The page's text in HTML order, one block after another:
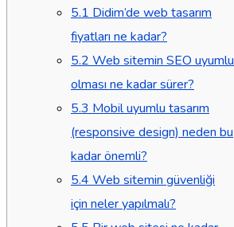
5.1 Didim’de web tasarım
fiyatları ne kadar?
5.2 Web sitemin SEO uyumlu
olması ne kadar sürer?
5.3 Mobil uyumlu tasarım
(responsive design) neden bu
kadar önemli?
5.4 Web sitemin güvenliği
için neler yapılmalı?